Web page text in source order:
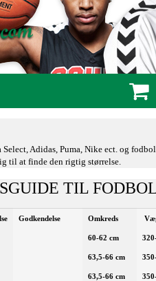
Adidas, Puma, Nike ect. og
til at finde den rigtig størrelse.
TIL
Godkendelse Omkreds
60-62 cm
63,5-66 cm
63,5-66 cm